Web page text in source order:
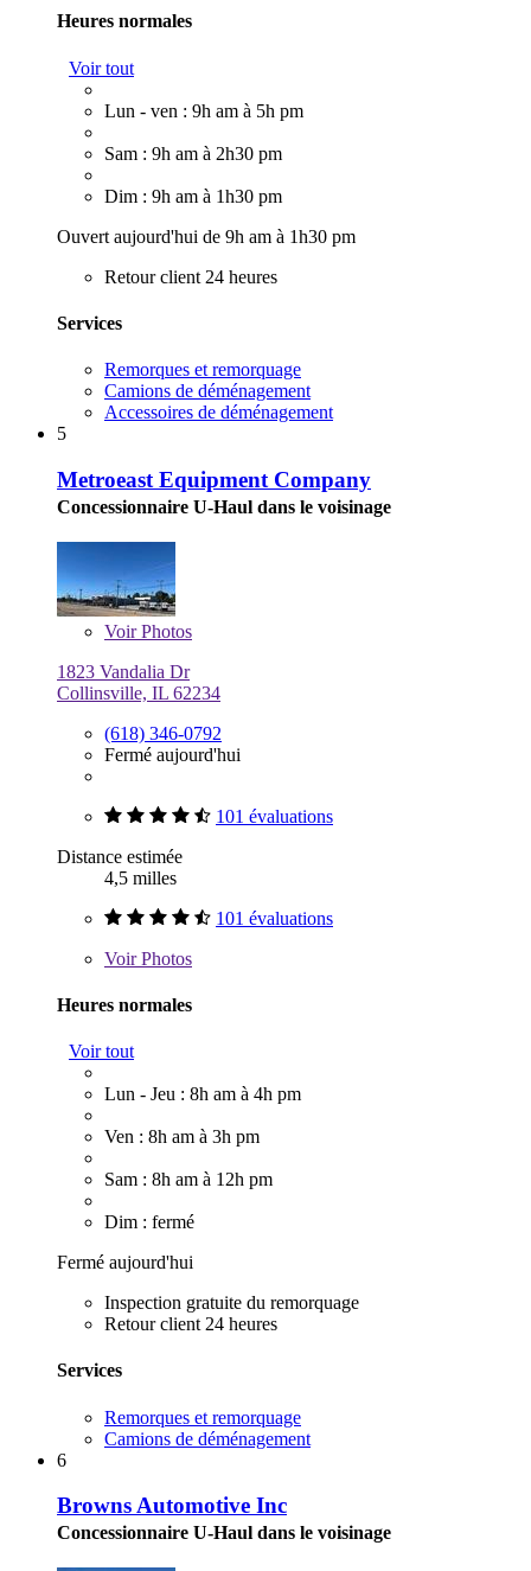
Heures normales
Voir tout
Lun - ven : 9h am à 5h pm
Sam : 9h am à 2h30 pm
Dim : 9h am à 1h30 pm
Ouvert aujourd'hui de 9h am à 1h30 pm
Retour client 24 heures
Services
Remorques et remorquage
Camions de déménagement
Accessoires de déménagement
5
Metroeast Equipment Company
Concessionnaire U-Haul dans le voisinage
VoirPhotos
1823 Vandalia Dr
Collinsville, IL 62234
(618) 346-0792
Fermé aujourd'hui
101 évaluations
Distance estimée
4,5 milles
101 évaluations
VoirPhotos
Heures normales
Voir tout
Lun - Jeu : 8h am à 4h pm
Ven : 8h am à 3h pm
Sam : 8h am à 12h pm
Dim : fermé
Fermé aujourd'hui
Inspection gratuite du remorquage
Retour client 24 heures
Services
Remorques et remorquage
Camions de déménagement
6
Browns Automotive Inc
Concessionnaire U-Haul dans le voisinage